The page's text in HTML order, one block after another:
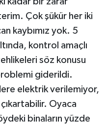
Çok şükür her iki
kaybımız yok. 5
kontrol amaçlı
söz konusu
giderildi.
elektrik verilemiyor,
Oyaca
binaların yüzde